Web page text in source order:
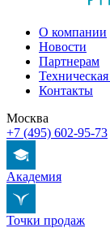
О компании
Новости
Партнерам
Контакты
Москва
+7 (495) 602-95-73
Академия
Точки продаж